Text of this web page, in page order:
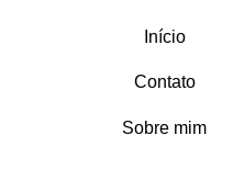
Início
Contato
Sobre mim